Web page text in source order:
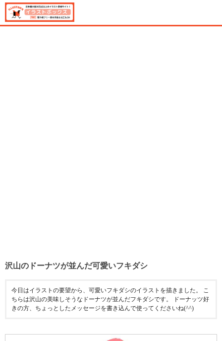
沢山のドーナツが並んだ可愛いフキダシ
今日はイラストの要望から、可愛いフキダシのイラストを描きました。 こ
ちらは沢山の美味しそうなドーナツが並んだフキダシです。 ドーナッツ好
きの方、ちょっとしたメッセージを書き込んで使ってくださいね(^^)